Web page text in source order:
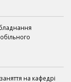
на кафедрі